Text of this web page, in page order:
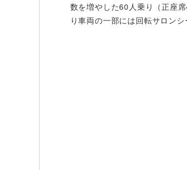
数を増やした60人乗り（正座
り車両の一部には回転サロンシ